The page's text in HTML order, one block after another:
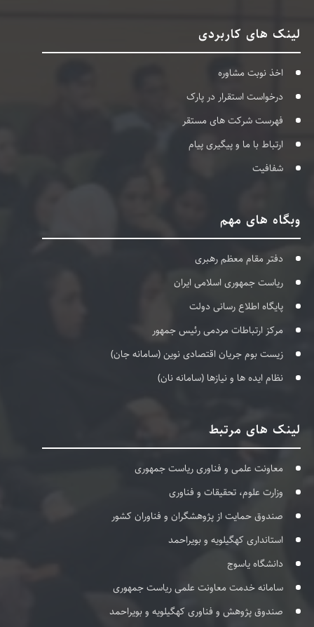
لینک های کاربردی
اخذ نوبت مشاوره
درخواست استقرار در پارک
فهرست شرکت های مستقر
ارتباط با ما و پیگیری پیام
شفافیت
وبگاه های مهم
دفتر مقام معظم رهبری
ریاست جمهوری اسلامی ایران
پایگاه اطلاع رسانی دولت
مرکز ارتباطات مردمی رئیس جمهور
زیست بوم جریان اقتصادی نوین (سامانه جان)
نظام ایده ها و نیازها (سامانه نان)
لینک های مرتبط
معاونت علمی و فناوری ریاست جمهوری
وزارت علوم، تحقیقات و فناوری
صندوق حمایت از پژوهشگران و فناوران کشور
استانداری کهگیلویه و بویراحمد
دانشگاه یاسوج
سامانه خدمت معاونت علمی ریاست جمهوری
صندوق پژوهش و فناوری کهگیلویه و بویراحمد